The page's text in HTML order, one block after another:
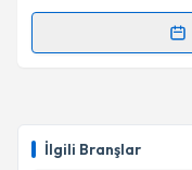
İlgili Branşlar
Randevu
için bir takvim